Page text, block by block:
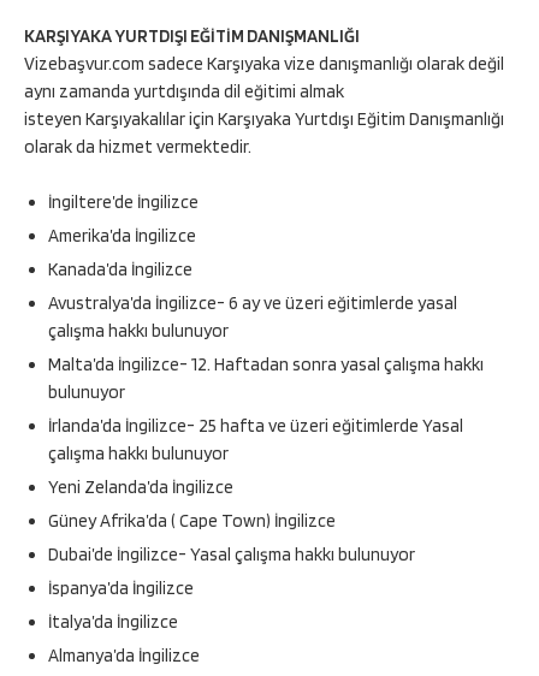
KARŞIYAKA YURTDIŞI EĞİTİM DANIŞMANLIĞI
Vizebaşvur.com sadece Karşıyaka vize danışmanlığı olarak değil
aynı zamanda yurtdışında dil eğitimi almak
isteyen Karşıyakalılar için Karşıyaka Yurtdışı Eğitim Danışmanlığı
olarak da hizmet vermektedir.
İngiltere’de İngilizce
Amerika’da İngilizce
Kanada’da İngilizce
Avustralya’da İngilizce- 6 ay ve üzeri eğitimlerde yasal
çalışma hakkı bulunuyor
Malta’da İngilizce- 12. Haftadan sonra yasal çalışma hakkı
bulunuyor
İrlanda’da İngilizce- 25 hafta ve üzeri eğitimlerde Yasal
çalışma hakkı bulunuyor
Yeni Zelanda’da İngilizce
Güney Afrika’da ( Cape Town) İngilizce
Dubai’de İngilizce- Yasal çalışma hakkı bulunuyor
İspanya’da İngilizce
İtalya’da İngilizce
Almanya’da İngilizce